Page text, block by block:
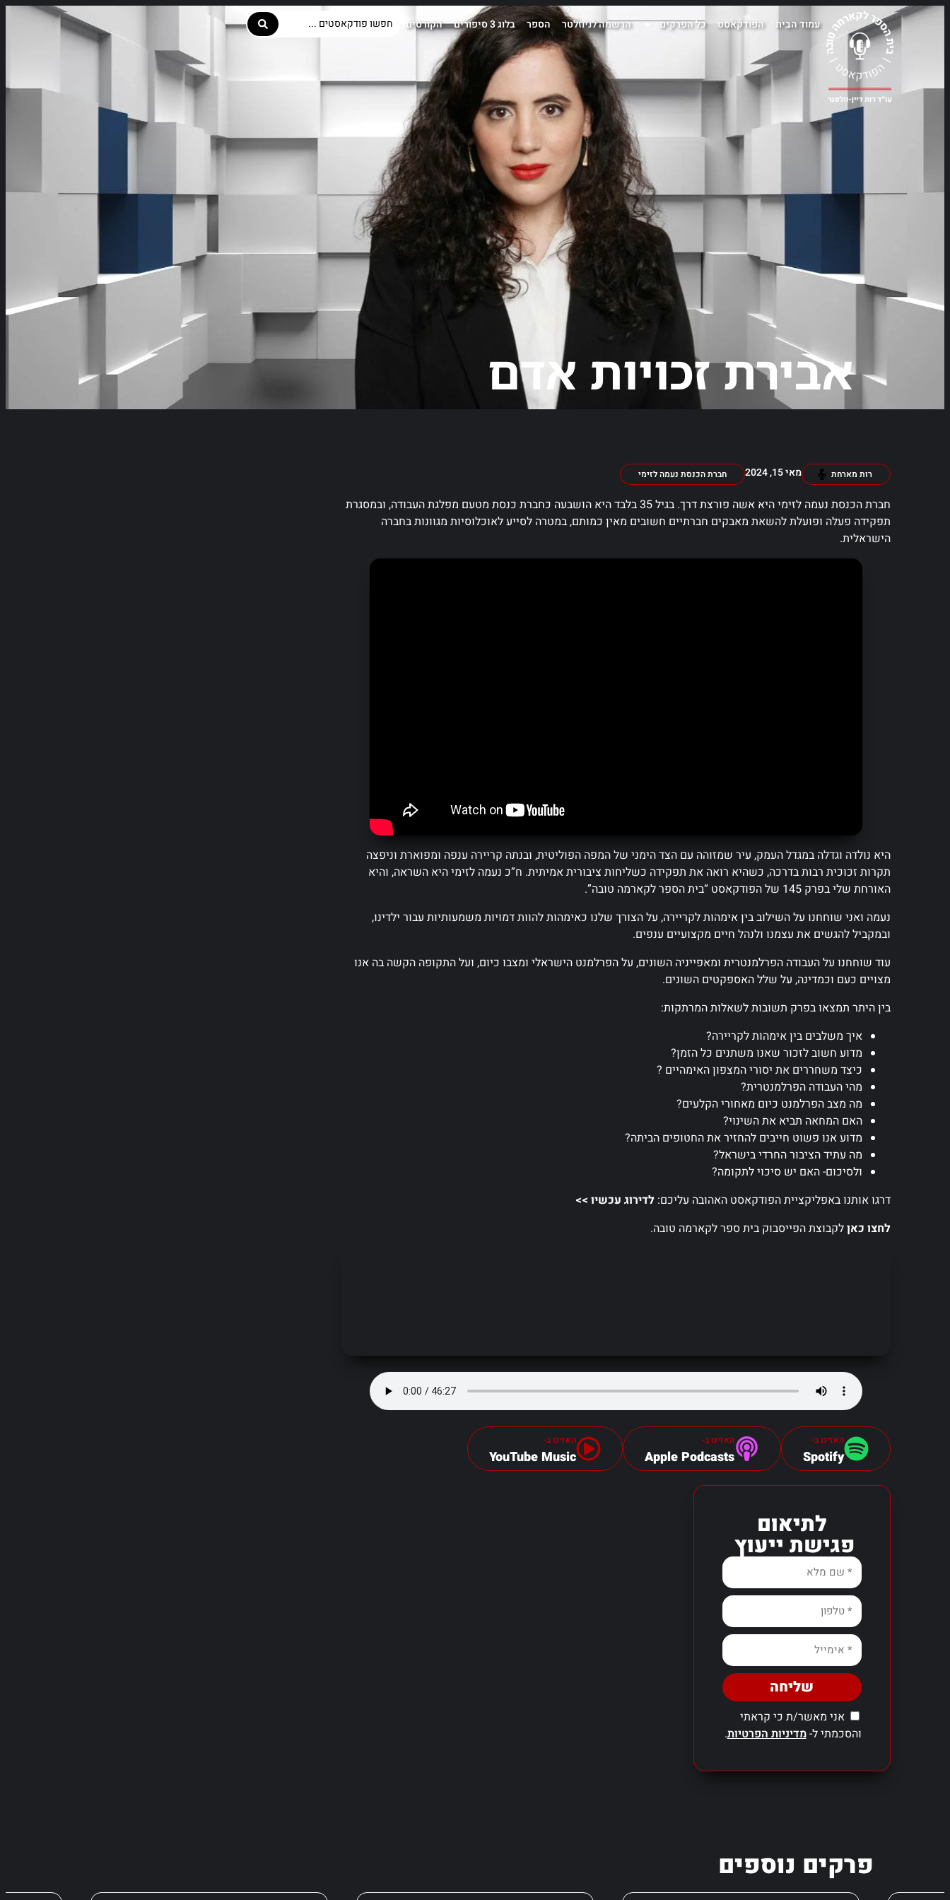
עמוד הבית הפודקאסט כל הפרקים הרשמה לניוזלטר הספר בלוג 3 סיפורים הקורסים
אבירת זכויות אדם
לתיאום
פגישת ייעוץ
אני מאשר/ת כי קראתי
והסכמתי ל-מדיניות הפרטיות.
שליחה
רות מארחת מאי 15, 2024 חברת הכנסת נעמה לזימי
חברת הכנסת נעמה לזימי היא אשה פורצת דרך. בגיל 35 בלבד היא הושבעה כחברת כנסת מטעם מפלגת העבודה, ובמסגרת
תפקידה פעלה ופועלת להשאת מאבקים חברתיים חשובים מאין כמותם, במטרה לסייע לאוכלוסיות מגוונות בחברה
הישראלית.
היא נולדה וגדלה במגדל העמק, עיר שמזוהה עם הצד הימני של המפה הפוליטית, ובנתה קריירה ענפה ומפוארת וניפצה
תקרות זכוכית רבות בדרכה, כשהיא רואה את תפקידה כשליחות ציבורית אמיתית. ח”כ נעמה לזימי היא השראה, והיא
האורחת שלי בפרק 145 של הפודקאסט “בית הספר לקארמה טובה”.
נעמה ואני שוחחנו על השילוב בין אימהות לקריירה, על הצורך שלנו כאימהות להוות דמויות משמעותיות עבור ילדינו,
ובמקביל להגשים את עצמנו ולנהל חיים מקצועיים ענפים.
עוד שוחחנו על העבודה הפרלמנטרית ומאפייניה השונים, על הפרלמנט הישראלי ומצבו כיום, ועל התקופה הקשה בה אנו
מצויים כעם וכמדינה, על שלל האספקטים השונים.
בין היתר תמצאו בפרק תשובות לשאלות המרתקות:
איך משלבים בין אימהות לקריירה?
מדוע חשוב לזכור שאנו משתנים כל הזמן?
כיצד משחררים את יסורי המצפון האימהיים ?
מהי העבודה הפרלמנטרית?
מה מצב הפרלמנט כיום מאחורי הקלעים?
האם המחאה תביא את השינוי?
מדוע אנו פשוט חייבים להחזיר את החטופים הביתה?
מה עתיד הציבור החרדי בישראל?
ולסיכום- האם יש סיכוי לתקומה?
דרגו אותנו באפליקציית הפודקאסט האהובה עליכם:לדירוג עכשיו >>
לחצו כאןלקבוצת הפייסבוק בית ספר לקארמה טובה.
האזינו ב-
Spotify
האזינו ב-
Apple Podcasts
האזינו ב-
YouTube Music
פרקים נוספים